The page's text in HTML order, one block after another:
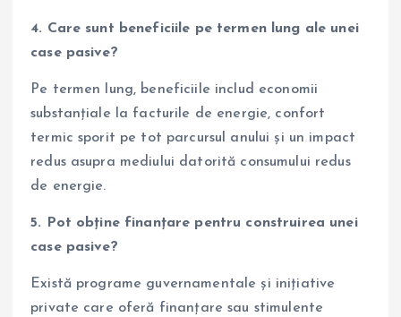
4. Care sunt beneficiile pe termen lung ale unei
case pasive?
Pe termen lung, beneficiile includ economii
substanțiale la facturile de energie, confort
termic sporit pe tot parcursul anului și un impact
redus asupra mediului datorită consumului redus
de energie.
5. Pot obține finanțare pentru construirea unei
case pasive?
Există programe guvernamentale și inițiative
private care oferă finanțare sau stimulente